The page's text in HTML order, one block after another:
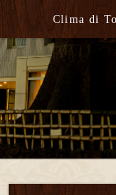
Clima di